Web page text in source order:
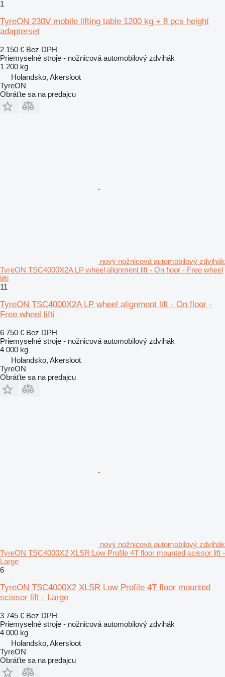
1
TyreON 230V mobile lifting table 1200 kg + 8 pcs height
adapterset
2 150 € Bez DPH
Priemyselné stroje - nožnicová automobilový zdvihák
1 200 kg
Holandsko, Akersloot
TyreON
Obráťte sa na predajcu
nový nožnicová automobilový zdvihák
TyreON TSC4000X2A LP wheel alignment lift - On floor - Free wheel
lifti
11
TyreON TSC4000X2A LP wheel alignment lift - On floor -
Free wheel lifti
6 750 € Bez DPH
Priemyselné stroje - nožnicová automobilový zdvihák
4 000 kg
Holandsko, Akersloot
TyreON
Obráťte sa na predajcu
nový nožnicová automobilový zdvihák
TyreON TSC4000X2 XLSR Low Profile 4T floor mounted scissor lift -
Large
6
TyreON TSC4000X2 XLSR Low Profile 4T floor mounted
scissor lift - Large
3 745 € Bez DPH
Priemyselné stroje - nožnicová automobilový zdvihák
4 000 kg
Holandsko, Akersloot
TyreON
Obráťte sa na predajcu